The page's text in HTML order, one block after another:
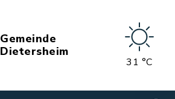
Gemeinde
Dietersheim
31 °C